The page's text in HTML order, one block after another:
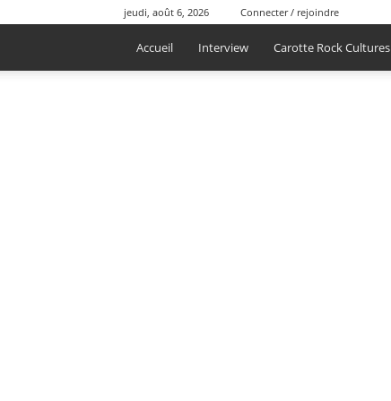
jeudi, août 6, 2026 Connecter / rejoindre
Accueil Interview Carotte Rock Cultures